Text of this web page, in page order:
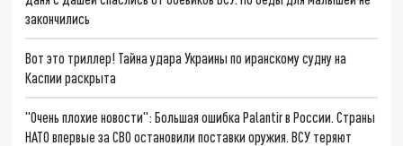
закончились
Вот это триллер! Тайна удара Украины по иранскому судну на
Каспии раскрыта
"Очень плохие новости": Большая ошибка Palantir в России. Страны
НАТО впервые за СВО остановили поставки оружия. ВСУ теряют